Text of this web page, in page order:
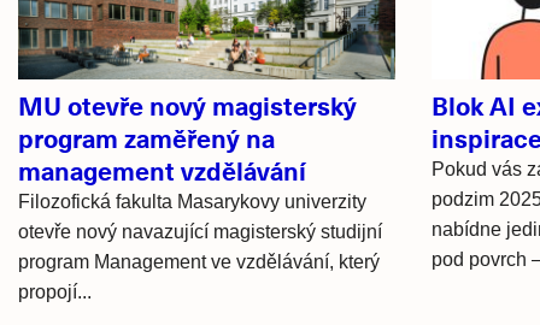
MU otevře nový magisterský
program zaměřený na
management vzdělávání
Filozofická fakulta Masarykovy univerzity
otevře nový navazující magisterský studijní
program Management ve vzdělávání, který
propojí...
Blok AI
Pokud vás
podzim
nabídne
pod povrch